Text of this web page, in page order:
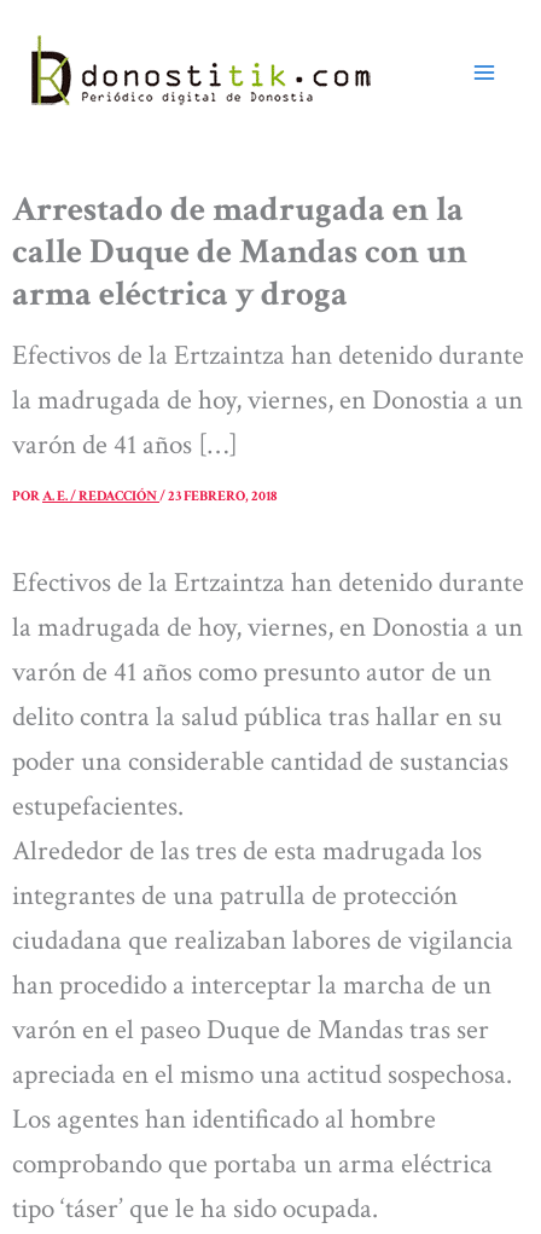
contenido
Arrestado de madrugada en la
calle Duque de Mandas con un
arma eléctrica y droga
Efectivos de la Ertzaintza han detenido durante
la madrugada de hoy, viernes, en Donostia a un
varón de 41 años […]
PORA. E. / REDACCIÓN/23 FEBRERO, 2018
Efectivos de la Ertzaintza han detenido durante
la madrugada de hoy, viernes, en Donostia a un
varón de 41 años como presunto autor de un
delito contra la salud pública tras hallar en su
poder una considerable cantidad de sustancias
estupefacientes.
Alrededor de las tres de esta madrugada los
integrantes de una patrulla de protección
ciudadana que realizaban labores de vigilancia
han procedido a interceptar la marcha de un
varón en el paseo Duque de Mandas tras ser
apreciada en el mismo una actitud sospechosa.
Los agentes han identificado al hombre
comprobando que portaba un arma eléctrica
tipo ‘táser’ que le ha sido ocupada.